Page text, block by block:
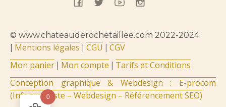
© www.chateauderochetaillee.com 2022-2024
Mentions légales CGU
CGV
Mon panier
Mon compte
Tarifs et Conditions
Conception graphique & Webdesign : E-procom
(Infographiste – Webdesign – Référencement SEO)
0